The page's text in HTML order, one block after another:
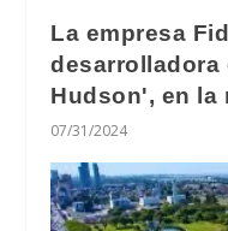
La empresa
desarrolladora
Hudson', en la
07/31/2024